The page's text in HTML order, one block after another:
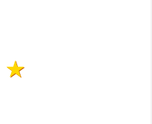
4 stele